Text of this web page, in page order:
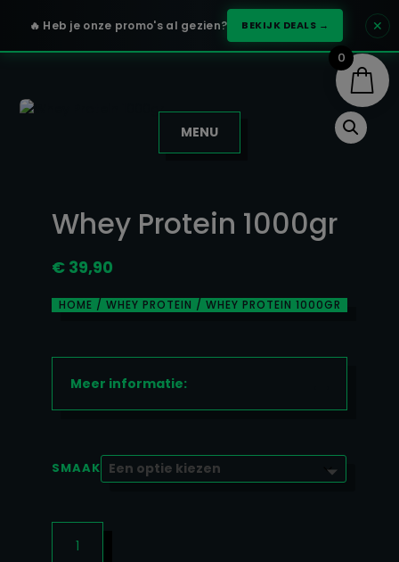
🔥 Heb je onze promo's al gezien? BEKIJK DEALS → ✕
MENU
Whey Protein 1000gr
€ 39,90
HOME / WHEY PROTEIN / WHEY PROTEIN 1000GR
Meer informatie:
SMAAK
PROTEIN
0